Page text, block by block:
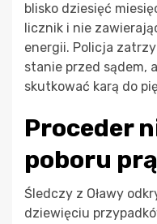
blisko dziesięć
licznik i nie
energii. Policja
stanie przed sądem,
skutkować karą do
Proceder
poboru
Śledczy z Oławy
dziewięciu